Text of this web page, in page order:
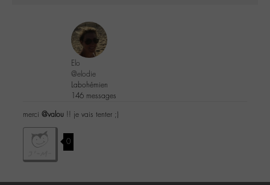
Elo
@elodie
Labohémien
146 messages
merci @valou !! je vais tenter ;)
0